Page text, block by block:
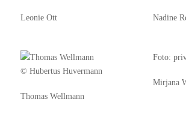
Leonie Ott Nadine
© Hubertus Huvermann
Thomas Wellmann
Foto:
Mirjana